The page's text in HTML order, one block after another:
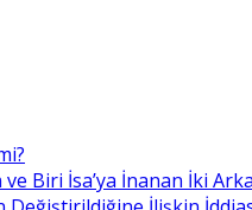
Biri İsa’ya İnanan İki